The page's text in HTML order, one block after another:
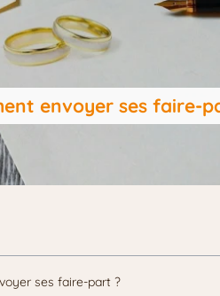
envoyer ses faire-
ses faire-part ?